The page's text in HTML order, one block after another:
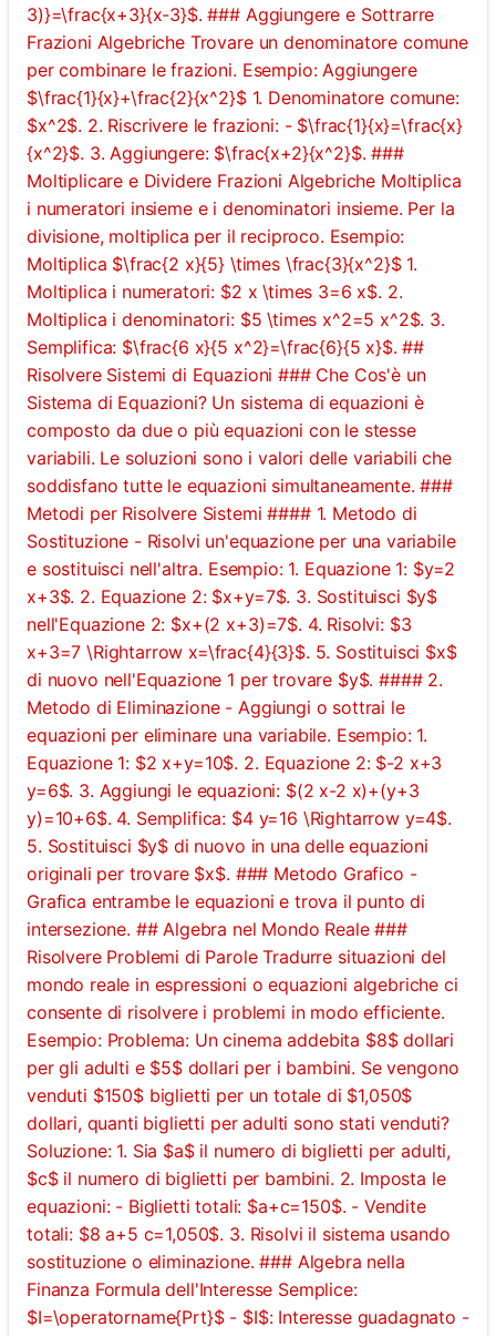
3)}=\frac{x+3}{x-3}$. ### Aggiungere e Sottrarre
Frazioni Algebriche Trovare un denominatore comune
per combinare le frazioni. Esempio: Aggiungere
$\frac{1}{x}+\frac{2}{x^2}$ 1. Denominatore comune:
$x^2$. 2. Riscrivere le frazioni: - $\frac{1}{x}=\frac{x}
{x^2}$. 3. Aggiungere: $\frac{x+2}{x^2}$. ###
Moltiplicare e Dividere Frazioni Algebriche Moltiplica
i numeratori insieme e i denominatori insieme. Per la
divisione, moltiplica per il reciproco. Esempio:
Moltiplica $\frac{2 x}{5} \times \frac{3}{x^2}$ 1.
Moltiplica i numeratori: $2 x \times 3=6 x$. 2.
Moltiplica i denominatori: $5 \times x^2=5 x^2$. 3.
Semplifica: $\frac{6 x}{5 x^2}=\frac{6}{5 x}$. ##
Risolvere Sistemi di Equazioni ### Che Cos'è un
Sistema di Equazioni? Un sistema di equazioni è
composto da due o più equazioni con le stesse
variabili. Le soluzioni sono i valori delle variabili che
soddisfano tutte le equazioni simultaneamente. ###
Metodi per Risolvere Sistemi #### 1. Metodo di
Sostituzione - Risolvi un'equazione per una variabile
e sostituisci nell'altra. Esempio: 1. Equazione 1: $y=2
x+3$. 2. Equazione 2: $x+y=7$. 3. Sostituisci $y$
nell'Equazione 2: $x+(2 x+3)=7$. 4. Risolvi: $3
x+3=7 \Rightarrow x=\frac{4}{3}$. 5. Sostituisci $x$
di nuovo nell'Equazione 1 per trovare $y$. #### 2.
Metodo di Eliminazione - Aggiungi o sottrai le
equazioni per eliminare una variabile. Esempio: 1.
Equazione 1: $2 x+y=10$. 2. Equazione 2: $-2 x+3
y=6$. 3. Aggiungi le equazioni: $(2 x-2 x)+(y+3
y)=10+6$. 4. Semplifica: $4 y=16 \Rightarrow y=4$.
5. Sostituisci $y$ di nuovo in una delle equazioni
originali per trovare $x$. ### Metodo Grafico -
Grafica entrambe le equazioni e trova il punto di
intersezione. ## Algebra nel Mondo Reale ###
Risolvere Problemi di Parole Tradurre situazioni del
mondo reale in espressioni o equazioni algebriche ci
consente di risolvere i problemi in modo efficiente.
Esempio: Problema: Un cinema addebita $8$ dollari
per gli adulti e $5$ dollari per i bambini. Se vengono
venduti $150$ biglietti per un totale di $1,050$
dollari, quanti biglietti per adulti sono stati venduti?
Soluzione: 1. Sia $a$ il numero di biglietti per adulti,
$c$ il numero di biglietti per bambini. 2. Imposta le
equazioni: - Biglietti totali: $a+c=150$. - Vendite
totali: $8 a+5 c=1,050$. 3. Risolvi il sistema usando
sostituzione o eliminazione. ### Algebra nella
Finanza Formula dell'Interesse Semplice:
$I=\operatorname{Prt}$ - $I$: Interesse guadagnato -